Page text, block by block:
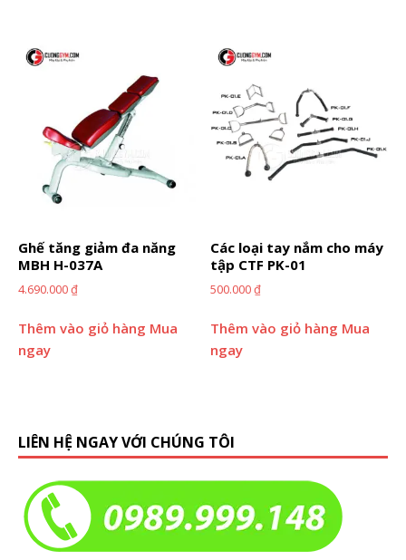
Ghế tăng giảm đa năng
MBH H-037A
4.690.000₫
Thêm vào giỏ hàng Mua
ngay
Các loại tay nắm cho máy
tập CTF PK-01
500.000₫
Thêm vào giỏ hàng Mua
ngay
LIÊN HỆ NGAY VỚI CHÚNG TÔI